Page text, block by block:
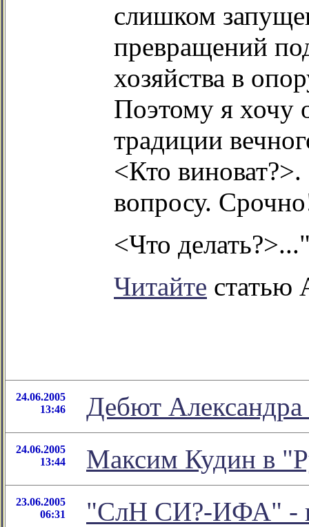
слишком
превращений
хозяйства в
Поэтому я хочу
традиции
<Кто
вопросу.
<Что
Читайте статью
24.06.2005
13:46
Дебют Александра
24.06.2005
13:44
Максим Кудин в
23.06.2005
06:31
"СлН СИ?-ИФА" -